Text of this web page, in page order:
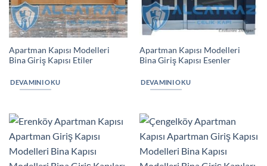
Apartman Kapısı Modelleri
Bina Giriş Kapısı Etiler
DEVAMINI OKU
Apartman Kapısı Modelleri
Bina Giriş Kapısı Esenler
DEVAMINI OKU